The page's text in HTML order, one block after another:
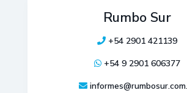
Rumbo Sur
+54 2901 421139
+54 9 2901 606377